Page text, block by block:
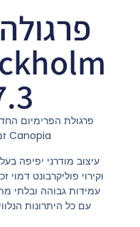
Canopia זמינה לרכישה בישראל!
עיצוב מודרני יפיפה
עמידות גבוהה ובלתי
עם כל היתרונות